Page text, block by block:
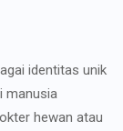
identitas unik
manusia
hewan atau